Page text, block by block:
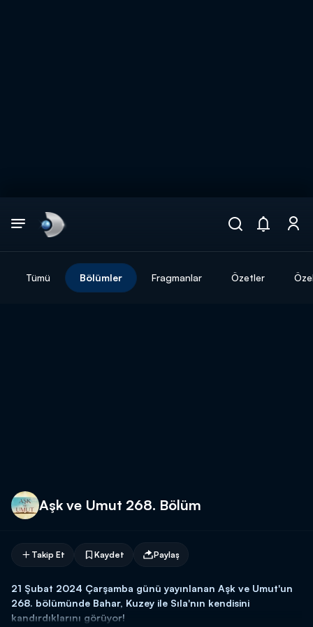
Tümü Bölümler Fragmanlar Özetler
Aşk ve Umut 268. Bölüm
Takip Et Kaydet Paylaş
21 Şubat 2024 Çarşamba günü yayınlanan Aşk ve Umut'un
268. bölümünde Bahar, Kuzey ile Sıla'nın kendisini
kandırdıklarını görüyor!